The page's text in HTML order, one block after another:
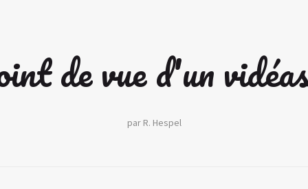
de vue d'un
par R. Hespel